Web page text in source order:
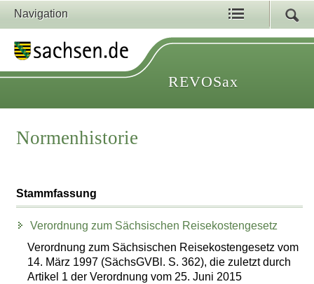
Navigation
REVOSax
Normenhistorie
Stammfassung
Verordnung zum Sächsischen Reisekostengesetz
Verordnung zum Sächsischen Reisekostengesetz vom
14. März 1997 (SächsGVBl. S. 362), die zuletzt durch
Artikel 1 der Verordnung vom 25. Juni 2015